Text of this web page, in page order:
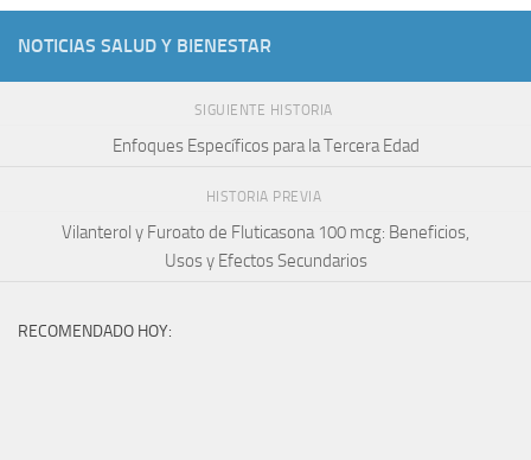
NOTICIAS SALUD Y BIENESTAR
SIGUIENTE HISTORIA
Enfoques Específicos para la Tercera Edad
HISTORIA PREVIA
Vilanterol y Furoato de Fluticasona 100 mcg: Beneficios,
Usos y Efectos Secundarios
RECOMENDADO HOY: